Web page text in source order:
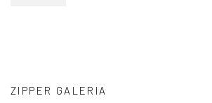
ZIPPER GALERIA